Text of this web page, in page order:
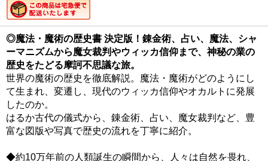
◎魔法・魔術の歴史書 決定版！錬金術、占い、魔法、シャ
ーマニズムから魔女裁判やウィッカ信仰まで、神秘の業の
歴史をたどる摩訶不思議な旅。
世界の魔術の歴史を徹底解説。魔法・魔術がどのようにし
て生まれ、変遷し、現代のウィッカ信仰やオカルトに発展
したのか。
はるか古代の儀式から、錬金術、占い、魔女裁判など、豊
富な図版や写真で歴史の流れを丁寧に紹介。
◆約10万年前の人類誕生の瞬間から、人々は自然を畏れ、